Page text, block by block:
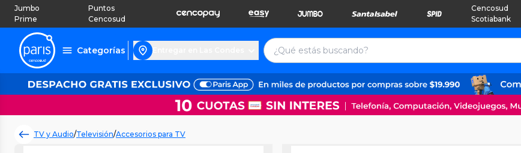
Jumbo
Prime
Puntos
Cencosud
Cencosud
Scotiabank
Categorías
TV y Audio/Televisión/Accesorios para TV